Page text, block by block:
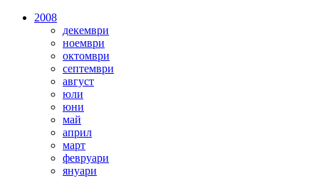
2008
декември
ноември
октомври
септември
август
юли
юни
май
април
март
февруари
януари